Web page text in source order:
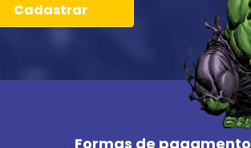
Cadastrar
Formas de pagamento